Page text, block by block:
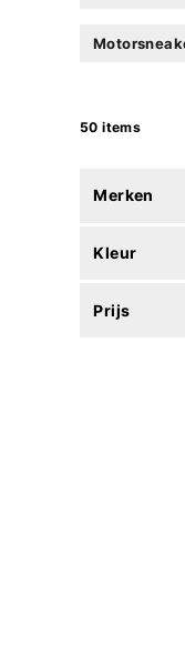
50 items
Merken
Kleur
Prijs